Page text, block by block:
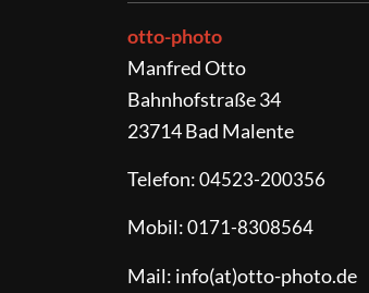
otto-photo
Manfred Otto
Bahnhofstraße 34
23714 Bad Malente
Telefon:04523-200356
Mobil:0171-8308564
Mail: info(at)otto-photo.de